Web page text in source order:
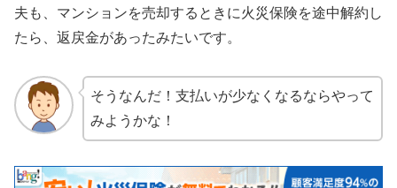
夫も、マンションを売却するときに火災保険を途中解約し
たら、返戻金があったみたいです。
そうなんだ！支払いが少なくなるならやって
みようかな！